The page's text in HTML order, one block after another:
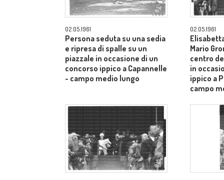
02.05.1961
Persona seduta su una sedia
e ripresa di spalle su un
piazzale in occasione di un
concorso ippico a Capannelle
- campo medio lungo
02.05.1961
Mario
centro
in
ippico a
campo